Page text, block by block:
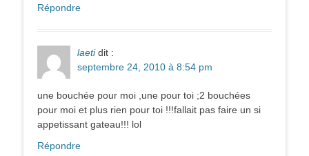
Répondre
laeti dit :
septembre 24, 2010 à 8:54 pm
une bouchée pour moi ,une pour toi ;2 bouchées
pour moi et plus rien pour toi !!!fallait pas faire un si
appetissant gateau!!! lol
Répondre